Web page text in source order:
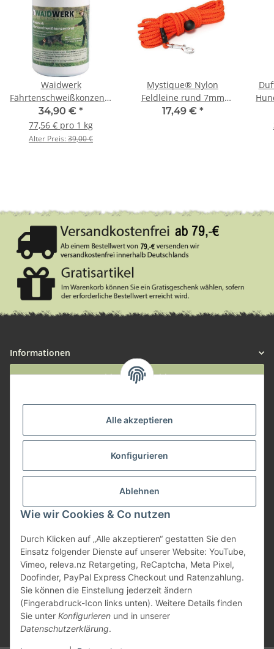
Alle akzeptieren
Konfigurieren
Ablehnen
Wie wir Cookies & Co nutzen
Durch Klicken auf „Alle akzeptieren“ gestatten Sie den
Einsatz folgender Dienste auf unserer Website: YouTube,
Vimeo, releva.nz Retargeting, ReCaptcha, Meta Pixel,
Doofinder, PayPal Express Checkout und Ratenzahlung.
Sie können die Einstellung jederzeit ändern
(Fingerabdruck-Icon links unten). Weitere Details finden
Sie unter Konfigurieren und in unserer
Datenschutzerklärung.
Waidwerk
Fährtenschweißkonzentrat
450g
34,90 € *
77,56 € pro 1 kg
Alter Preis:39,00 €
Mystique® Nylon
Feldleine rund 7mm
neon orange Standard
17,49 € *
Informationen
Widerruf anmelden
Herstellerinformationen
* Alle Preise inkl. gesetzlicher USt., zzgl.